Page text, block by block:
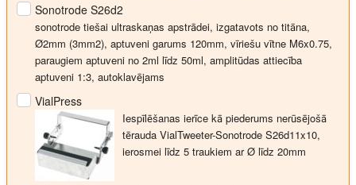
Sonotrode S26d2
sonotrode tiešai ultraskaņas apstrādei, izgatavots no titāna,
Ø2mm (3mm2), aptuveni garums 120mm, vīriešu vītne M6x0.75,
paraugiem aptuveni no 2ml līdz 50ml, amplitūdas attiecība
aptuveni 1:3, autoklavējams
VialPress
Iespīlēšanas ierīce kā piederums nerūsējošā
tērauda VialTweeter-Sonotrode S26d11x10,
ierosmei līdz 5 traukiem ar Ø līdz 20mm